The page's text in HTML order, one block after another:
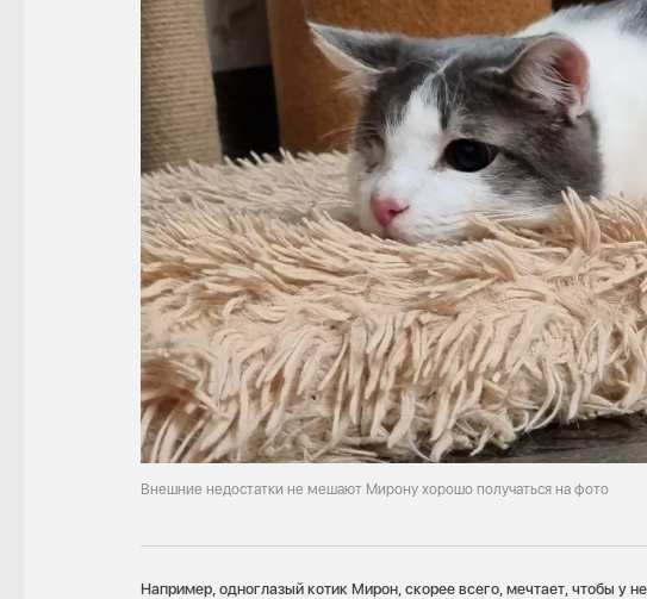
Внешние недостатки не мешают Мирону хорошо получаться на фото
Например, одноглазый котик Мирон, скорее всего, мечтает, чтобы у